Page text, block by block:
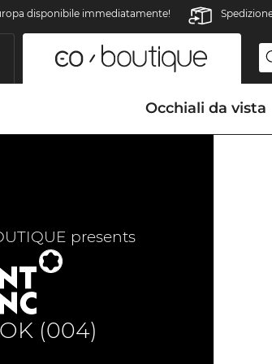
disponibile immediatamente!
Occhiali da vista
(004)
presents